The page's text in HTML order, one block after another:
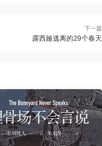
下一篇
露西娅逃离的29个春天